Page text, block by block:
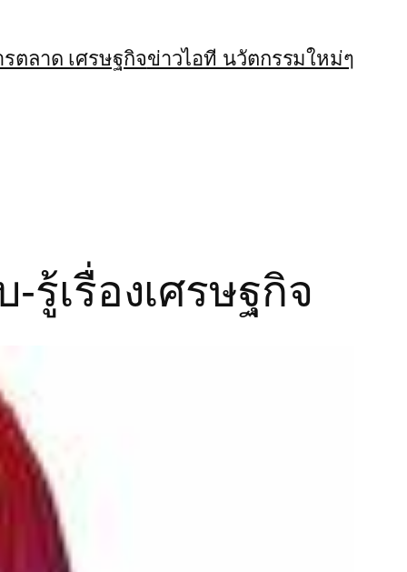
ตลาด เศรษฐกิจข่าวไอที นวัตกรรมใหม่ๆ
เรื่องเศรษฐกิจ